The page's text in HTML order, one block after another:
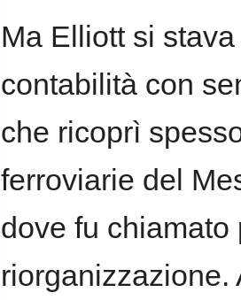
Ma Elliott si
contabilità con
che ricoprì
ferroviarie del
dove fu
riorganizzazione.